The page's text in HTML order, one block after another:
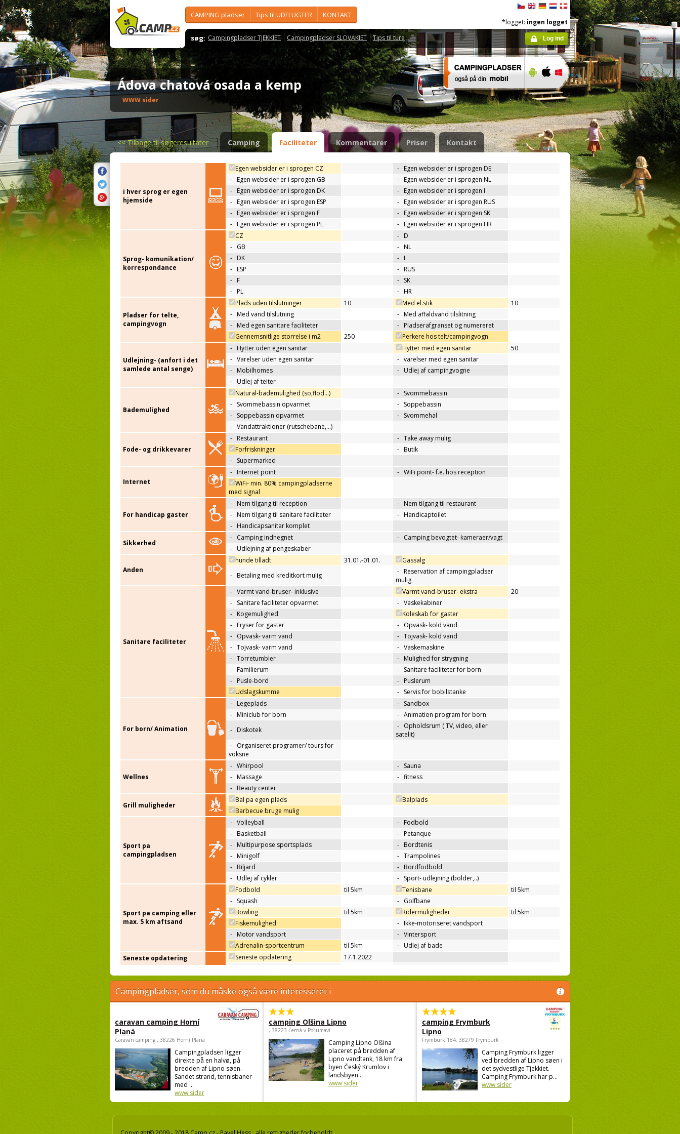
CAMPING pladser Tips til UDFLUGTER KONTAKT
søg: Campingpladser TJEKKIET Campingpladser SLOVAKIET Tips til ture
*logget: ingen logget
Log ind
Ádova chatová osada a kemp
WWW sider
<<Tilbage til søgeresultater Camping Faciliteter Kommentarer Priser Kontakt
i hver sprog er egen
hjemside
Egen websider er i sprogen CZ - Egen websider er i sprogen DE
- Egen websider er i sprogen GB - Egen websider er i sprogen NL
- Egen websider er i sprogen DK - Egen websider er i sprogen I
- Egen websider er i sprogen ESP - Egen websider er i sprogen RUS
- Egen websider er i sprogen F - Egen websider er i sprogen SK
- Egen websider er i sprogen PL - Egen websider er i sprogen HR
Sprog- komunikation/
korrespondance
CZ - D
- GB - NL
- DK - I
- ESP - RUS
- F - SK
- PL - HR
Pladser for telte,
campingvogn
Plads uden tilslutninger 10 Med el.stik
10
- Med vand tilslutning - Med affaldvand tilslitning
- Med egen sanitare faciliteter - Pladserafgranset og numereret
Gennemsnitlige storrelse i m2
250 Perkere hos telt/campingvogn
Udlejning- (anfort i det
samlede antal senge)
- Hytter uden egen sanitar Hytter med egen sanitar
50
- Varelser uden egen sanitar - varelser med egen sanitar
- Mobilhomes - Udlej af campingvogne
- Udlej af telter
Bademulighed
Natural-bademulighed (so,flod...) - Svommebassin
- Svommebassin opvarmet - Soppebassin
- Soppebassin opvarmet - Svommehal
- Vandattraktioner (rutschebane,…)
Fode- og drikkevarer
- Restaurant - Take away mulig
Forfriskninger
- Butik
- Supermarked
Internet
- Internet point - WiFi point- f.e. hos reception
WiFi- min. 80% campingpladserne
med signal
For handicap gaster
- Nem tilgang til reception - Nem tilgang til restaurant
- Nem tilgang til sanitare faciliteter - Handicaptoilet
- Handicapsanitar komplet
Sikkerhed
- Camping indhegnet - Camping bevogtet- kameraer/vagt
- Udlejning af pengeskaber
Anden
hunde tilladt 31.01.-01.01.
Gassalg
- Betaling med kreditkort mulig - Reservation af campingpladser
mulig
Sanitare faciliteter
- Varmt vand-bruser- inklusive Varmt vand-bruser- ekstra
20
- Sanitare faciliteter opvarmet - Vaskekabiner
- Kogemulighed
Koleskab for gaster
- Fryser for gaster - Opvask- kold vand
- Opvask- varm vand - Tojvask- kold vand
- Tojvask- varm vand - Vaskemaskine
- Torretumbler - Mulighed for strygning
- Familierum - Sanitare faciliteter for born
- Pusle-bord - Puslerum
Udslagskumme
- Servis for bobilstanke
For born/ Animation
- Legeplads - Sandbox
- Miniclub for born - Animation program for born
- Diskotek - Opholdsrum ( TV, video, eller
satelit)
- Organiseret programer/ tours for
voksne
Wellnes
- Whirpool - Sauna
- Massage - fitness
- Beauty center
Grill muligheder
Bal pa egen plads
Balplads
Barbecue bruge mulig
Sport pa
campingpladsen
- Volleyball - Fodbold
- Basketball - Petanque
- Multipurpose sportsplads - Bordtenis
- Minigolf - Trampolines
- Biljard - Bordfodbold
- Udlej af cykler - Sport- udlejning (bolder,..)
Sport pa camping eller
max. 5 km aftsand
Fodbold til 5km Tenisbane
til 5km
- Squash - Golfbane
Bowling
til 5km Ridermuligheder
til 5km
Fiskemulighed
- Ikke-motoriseret vandsport
- Motor vandsport - Vintersport
Adrenalin-sportcentrum
til 5km - Udlej af bade
Seneste opdatering
Seneste opdatering 17.1.2022
Campingpladser, som du måske også være interesseret i
caravan camping Horní
Planá
Caravan camping , 38226 Horní Planá
Campingpladsen ligger
direkte på en halvø, på
bredden af Lipno søen.
Sandet strand, tennisbaner
med ...
www sider
camping Olšina Lipno
, 38223 Černá v Pošumaví
Camping Lipno Olšina
placeret på bredden af
Lipno vandtank, 18 km fra
byen Český Krumlov i
landsbyen...
www sider
camping Frymburk
Lipno
Frymburk 184, 38279 Frymburk
Camping Frymburk ligger
ved bredden af Lipno søen i
det sydvestlige Tjekkiet.
Camping Frymburk har p...
www sider